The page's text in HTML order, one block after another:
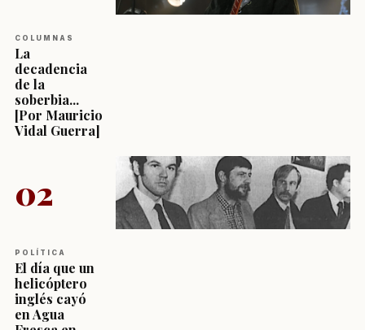
COLUMNAS
La
decadencia
de la
soberbia...
[Por Mauricio
Vidal Guerra]
02
POLÍTICA
El día que un
helicóptero
inglés cayó
en Agua